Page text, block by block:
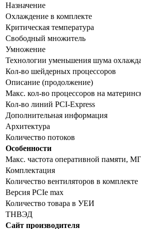
Назначение
Охлаждение в комплекте
Критическая температура
Свободный множитель
Умножение
Технологии уменьшения шума
Кол-во шейдерных процессоров
Описание (продолжение)
Макс. кол-во процессоров на
Кол-во линий PCI-Express
Дополнительная информация
Архитектура
Количество потоков
Особенности
Макс. частота оперативной памяти,
Комплектация
Количество вентиляторов в комплекте
Версия PCIe max
Количество товара в УЕИ
ТНВЭД
Сайт производителя